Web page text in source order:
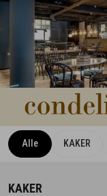
Alle KAKER
KAKER